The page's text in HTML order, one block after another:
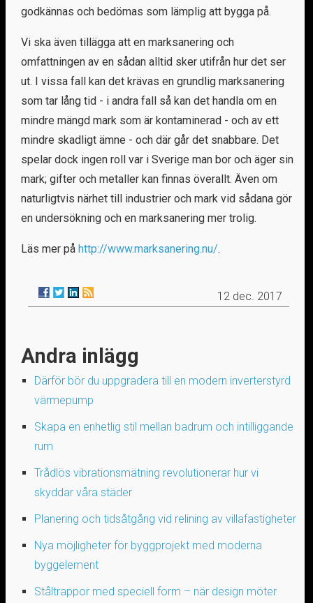
godkännas och bedömas som lämplig att bygga på.
Vi ska även tillägga att en marksanering och
omfattningen av en sådan alltid sker utifrån hur det ser
ut. I vissa fall kan det krävas en grundlig marksanering
som tar lång tid - i andra fall så kan det handla om en
mindre mängd mark som är kontaminerad - och av ett
mindre skadligt ämne - och där går det snabbare. Det
spelar dock ingen roll var i Sverige man bor och äger sin
mark; gifter och metaller kan finnas överallt. Även om
naturligtvis närhet till industrier och mark vid sådana gör
en undersökning och en marksanering mer trolig.
Läs mer på http://www.marksanering.nu/.
12 dec. 2017
Andra inlägg
Därför bör du uppgradera till en modern inverterstyrd
värmepump
Skapa en enhetlig stil mellan badrum och intilliggande
rum
Trådlös vibrationsmätning revolutionerar hur vi
skyddar våra städer
Planering och tidsåtgång vid relining av villafastigheter
Nya möjligheter för byggprojekt med moderna
byggelement
Ståltrappor med speciell form – när design möter